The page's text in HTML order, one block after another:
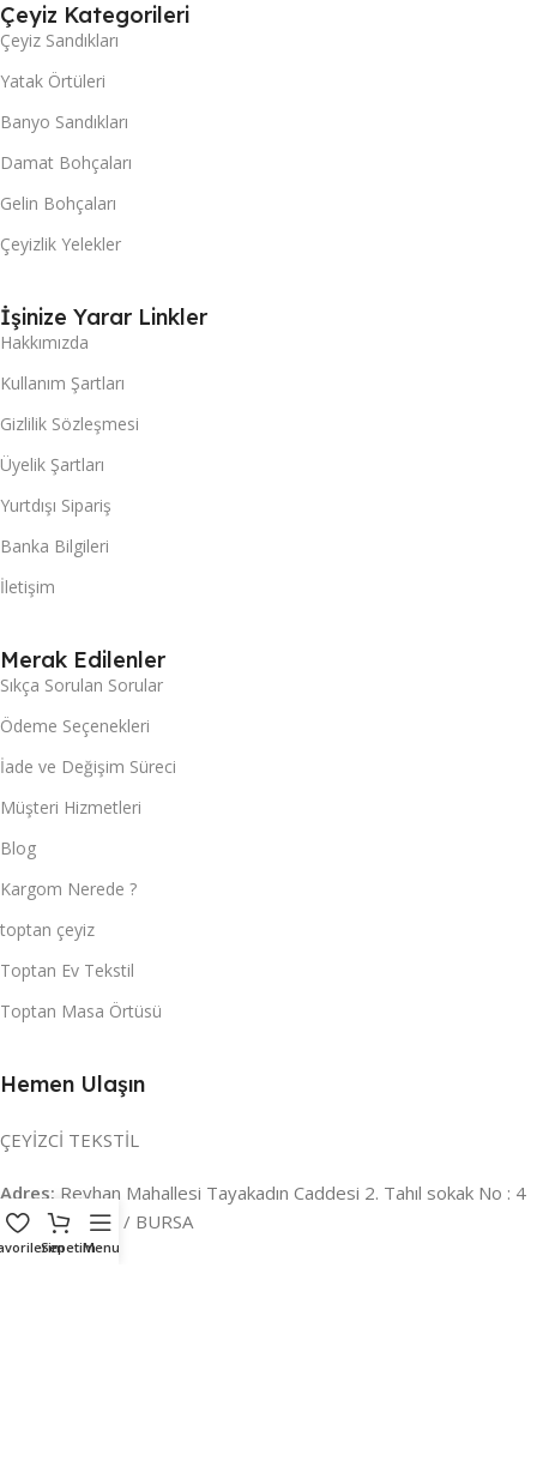
Çeyiz Kategorileri
Çeyiz Sandıkları
Yatak Örtüleri
Banyo Sandıkları
Damat Bohçaları
Gelin Bohçaları
Çeyizlik Yelekler
İşinize Yarar Linkler
Hakkımızda
Kullanım Şartları
Gizlilik Sözleşmesi
Üyelik Şartları
Yurtdışı Sipariş
Banka Bilgileri
İletişim
Merak Edilenler
Sıkça Sorulan Sorular
Ödeme Seçenekleri
İade ve Değişim Süreci
Müşteri Hizmetleri
Blog
Kargom Nerede ?
toptan çeyiz
Toptan Ev Tekstil
Toptan Masa Örtüsü
Hemen Ulaşın
ÇEYİZCİ TEKSTİL
Adres: Reyhan Mahallesi Tayakadın Caddesi 2. Tahıl sokak No : 4
/ a Osmangazi / BURSA
SepetimMenu